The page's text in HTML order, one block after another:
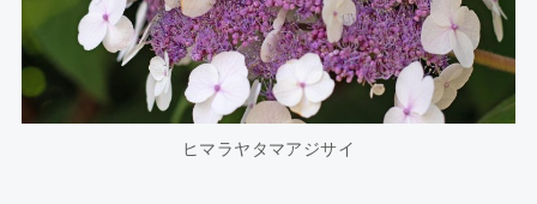
ヒマラヤタマアジサイ